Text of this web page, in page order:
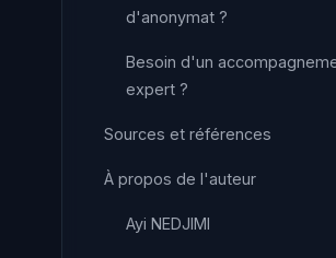
d'anonymat ?
Besoin d'un
expert ?
Sources et références
À propos de l'auteur
Ayi NEDJIMI